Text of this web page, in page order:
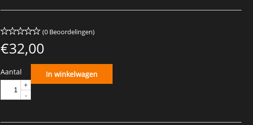
(0 Beoordelingen)
€32,00
Aantal
+
-
In winkelwagen